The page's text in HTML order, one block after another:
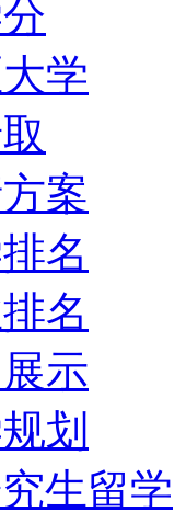
学
案
名
名
示
划
生留学